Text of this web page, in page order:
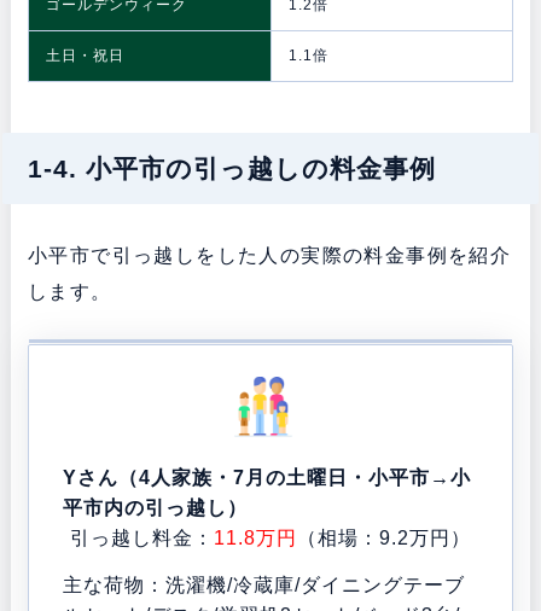
ゴールデンウィーク 1.2倍
土日・祝日 1.1倍
1-4. 小平市の引っ越しの料金事例
小平市で引っ越しをした人の実際の料金事例を紹介
します。
Yさん（4人家族・7月の土曜日・小平市→小
平市内の引っ越し）
引っ越し料金： 11.8万円 （相場：9.2万円）
主な荷物：洗濯機/冷蔵庫/ダイニングテーブ